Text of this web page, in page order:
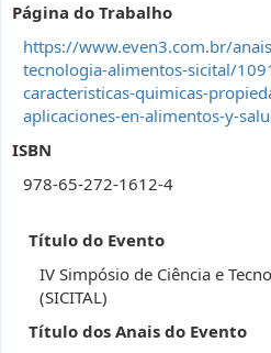
Página do Trabalho
https://www.even3.com.br/
tecnologia-alimentos-sicital/
caracteristicas-quimicas-
aplicaciones-en-alimentos-y-
ISBN
978-65-272-1612-4
Título do Evento
IV Simpósio de Ciência e
(SICITAL)
Título dos Anais do Evento